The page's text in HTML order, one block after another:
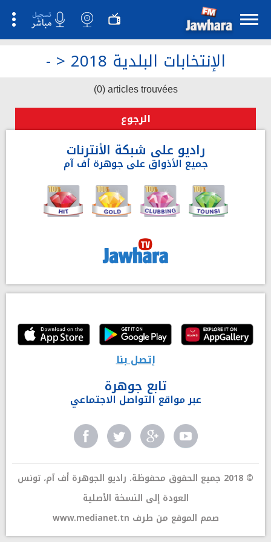
- > الإنتخابات البلدية 2018
(0) articles trouvées
الرجوع
راديو على شبكة الأنترنات
جميع الأذواق على جوهرة أف آم
إتصل بنا
تابع جوهرة
عبر مواقع التواصل الاجتماعي
© 2018 جميع الحقوق محفوظة. راديو الجوهرة أف آم، تونس
العودة إلى النسخة الأصلية
www.medianet.tn صمم الموقع من طرف